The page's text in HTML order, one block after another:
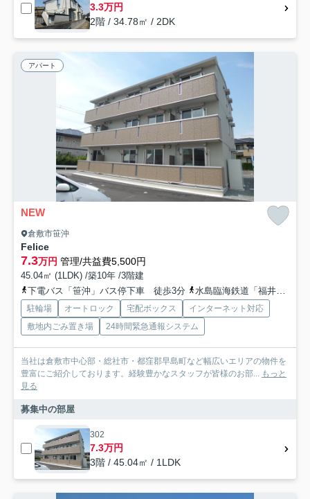
3.3万円
2階 / 34.78㎡ / 2DK
アパート
NEW
倉敷市笹沖
Felice
7.3万円 管理/共益費5,500円
45.04㎡ (1LDK) /築10年 /3階建
下電バス「笹沖」バス停下車 徒歩3分
水島臨海鉄道「福井」駅 徒歩34分
駐輪場 オートロック 宅配ボックス
インターネット対応
敷地内ごみ置き場
24時間緊急通報システム
当社は倉敷市中心部・総社市・都窪郡早島町など幅広いエリアの物件を
豊富にご紹介しております。経験豊かなスタッフが皆様のお部...
もっと
見る
募集中の部屋
302
7.3万円
3階 / 45.04㎡ / 1LDK